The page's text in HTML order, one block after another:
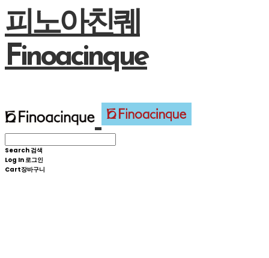
피노아친퀘
Finoacinque
Search검색
Log In로그인
Cart장바구니